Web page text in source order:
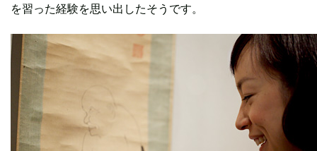
を習った経験を思い出したそうです。